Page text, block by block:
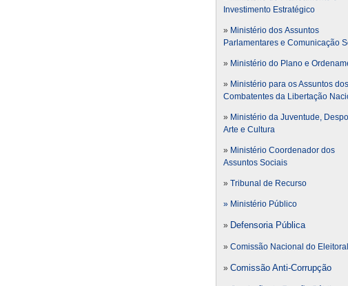
Investimento Estratégico
» Ministério dos Assuntos
Parlamentares e Comunicação
» Ministério do Plano e
» Ministério para os Assuntos dos
Combatentes da Libertação
» Ministério da Juventude,
Arte e Cultura
» Ministério Coordenador dos
Assuntos Sociais
» Tribunal de Recurso
» Ministério Público
» Defensoria Pública
» Comissão Nacional do Eleitoral
» Comissão Anti-Corrupção